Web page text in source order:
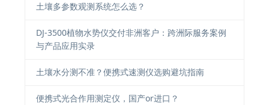
土壤多参数观测系统怎么选？
DJ-3500植物水势仪交付非洲客户：跨洲际服务案例
与产品应用实录
土壤水分测不准？便携式速测仪选购避坑指南
便携式光合作用测定仪，国产or进口？